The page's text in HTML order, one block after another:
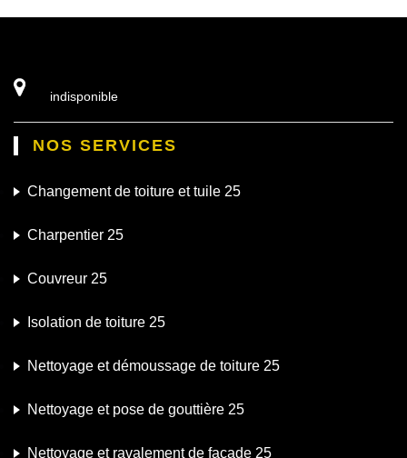
indisponible
NOS SERVICES
Changement de toiture et tuile 25
Charpentier 25
Couvreur 25
Isolation de toiture 25
Nettoyage et démoussage de toiture 25
Nettoyage et pose de gouttière 25
Nettoyage et ravalement de façade 25